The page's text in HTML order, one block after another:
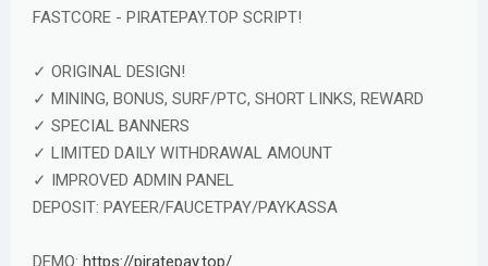
FASTCORE - PIRATEPAY.TOP SCRIPT!
✓ ORIGINAL DESIGN!
✓ MINING, BONUS, SURF/PTC, SHORT LINKS, REWARD
✓ SPECIAL BANNERS
✓ LIMITED DAILY WITHDRAWAL AMOUNT
✓ IMPROVED ADMIN PANEL
DEPOSIT: PAYEER/FAUCETPAY/PAYKASSA
DEMO: https://piratepay.top/